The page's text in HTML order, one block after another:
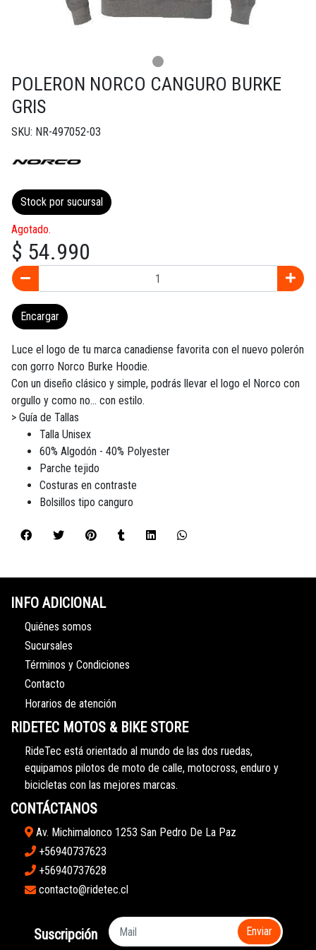
POLERON NORCO CANGURO BURKE
GRIS
SKU: NR-497052-03
Stock por sucursal
Agotado.
$ 54.990
Encargar
Luce el logo de tu marca canadiense favorita con el nuevo polerón
con gorro Norco Burke Hoodie.
Con un diseño clásico y simple, podrás llevar el logo el Norco con
orgullo y como no... con estilo.
> Guía de Tallas
Talla Unisex
60% Algodón - 40% Polyester
Parche tejido
Costuras en contraste
Bolsillos tipo canguro
INFO ADICIONAL
Quiénes somos
Sucursales
Términos y Condiciones
Contacto
Horarios de atención
RIDETEC MOTOS & BIKE STORE
RideTec está orientado al mundo de las dos ruedas,
equipamos pilotos de moto de calle, motocross, enduro y
bicicletas con las mejores marcas.
CONTÁCTANOS
Av. Michimalonco 1253 San Pedro De La Paz
+56940737623
+56940737628
contacto@ridetec.cl
Suscripción Enviar